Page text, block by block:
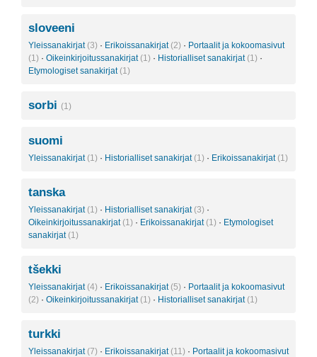
sloveeni
Yleissanakirjat (3) · Erikoissanakirjat (2) · Portaalit ja kokoomasivut
(1) · Oikeinkirjoitussanakirjat (1) · Historialliset sanakirjat (1) ·
Etymologiset sanakirjat (1)
sorbi (1)
suomi
Yleissanakirjat (1) · Historialliset sanakirjat (1) · Erikoissanakirjat (1)
tanska
Yleissanakirjat (1) · Historialliset sanakirjat (3) ·
Oikeinkirjoitussanakirjat (1) · Erikoissanakirjat (1) · Etymologiset
sanakirjat (1)
tšekki
Yleissanakirjat (4) · Erikoissanakirjat (5) · Portaalit ja kokoomasivut
(2) · Oikeinkirjoitussanakirjat (1) · Historialliset sanakirjat (1)
turkki
Yleissanakirjat (7) · Erikoissanakirjat (11) · Portaalit ja kokoomasivut